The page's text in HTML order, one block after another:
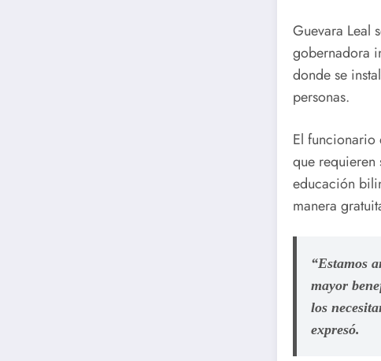
Guevara Leal
gobernadora
donde se
personas.
El funcionario
que requieren
educación
manera
“Estamos
mayor
los
expresó.